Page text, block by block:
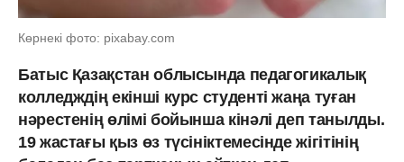
Көрнекі фото: pixabay.com
Батыс Қазақстан облысында педагогикалық
колледждің екінші курс студенті жаңа туған
нәрестенің өлімі бойынша кінәлі деп танылды.
19 жастағы қыз өз түсініктемесінде жігітінің